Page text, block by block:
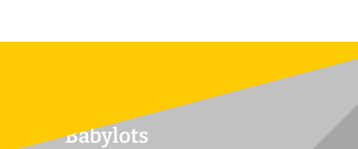
Babylots